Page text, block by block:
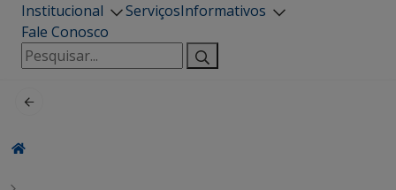
Institucional ServiçosInformativos
Fale Conosco
Pesquisar
por: